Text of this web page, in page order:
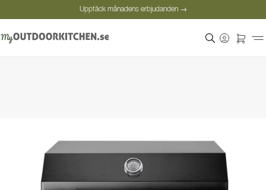
Upptäck månadens erbjudanden →